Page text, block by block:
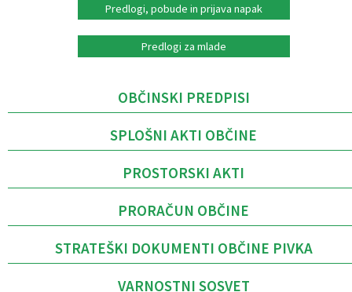
Predlogi, pobude in prijava napak
Predlogi za mlade
OBČINSKI PREDPISI
SPLOŠNI AKTI OBČINE
PROSTORSKI AKTI
PRORAČUN OBČINE
STRATEŠKI DOKUMENTI OBČINE PIVKA
VARNOSTNI SOSVET